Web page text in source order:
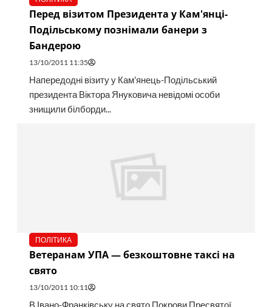
Перед візитом Президента у Кам'янці-
Подільському познімали банери з
Бандерою
13/10/2011 11:35
Напередодні візиту у Кам'янець-Подільський
президента Віктора Януковича невідомі особи
знищили білборди...
ПОЛІТИКА
Ветеранам УПА — безкоштовне таксі на
свято
13/10/2011 10:11